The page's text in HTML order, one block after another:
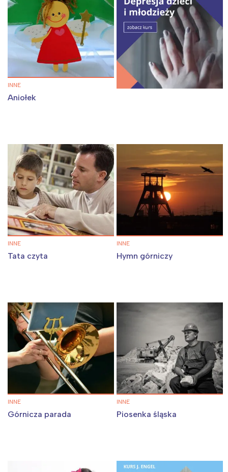
INNE
Aniołek
INNE
Tata czyta
INNE
Hymn górniczy
INNE
Górnicza parada
INNE
Piosenka śląska
Interesują mnie wydarzenia z